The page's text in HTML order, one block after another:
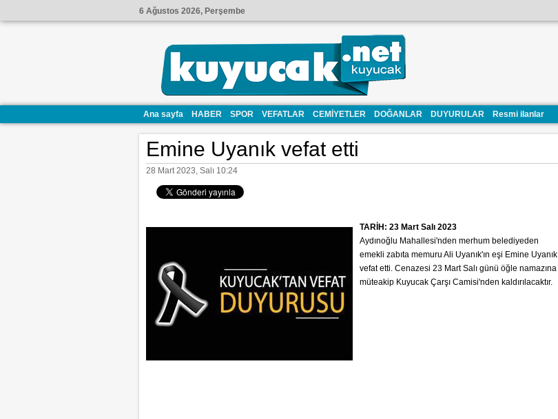
6 Ağustos 2026, Perşembe
Ana sayfa HABER SPOR VEFATLAR CEMİYETLER DOĞANLAR DUYURULAR Resmi ilanlar
Emine Uyanık vefat etti
28 Mart 2023, Salı 10:24
TARİH: 23 Mart Salı 2023
Aydınoğlu Mahallesi'nden merhum belediyeden
emekli zabıta memuru Ali Uyanık'ın eşi Emine Uyanık
vefat etti. Cenazesi 23 Mart Salı günü öğle namazına
müteakip Kuyucak Çarşı Camisi'nden kaldırılacaktır.